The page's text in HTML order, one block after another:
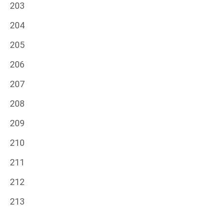
203
204
205
206
207
208
209
210
211
212
213